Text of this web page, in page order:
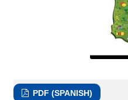
PDF (SPANISH)